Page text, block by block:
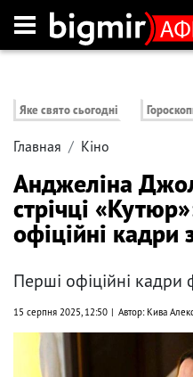
Яке свято сьогодні
Главная Кіно
Анджеліна
стрічці
офіційні кадри
Перші офіційні кадри
15 серпня 2025, 12:50 Автор: Кива